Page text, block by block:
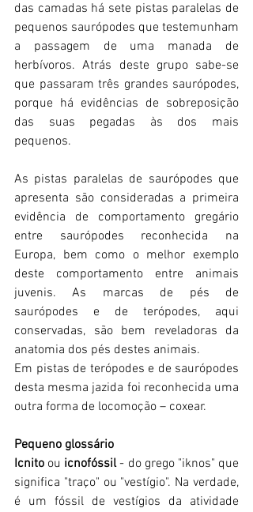
das camadas há sete pistas paralelas de
pequenos saurópodes que testemunham
a passagem de uma manada de
herbívoros. Atrás deste grupo sabe-se
que passaram três grandes saurópodes,
porque há evidências de sobreposição
das suas pegadas às dos mais
pequenos.
As pistas paralelas de saurópodes que
apresenta são consideradas a primeira
evidência de comportamento gregário
entre saurópodes reconhecida na
Europa, bem como o melhor exemplo
deste comportamento entre animais
juvenis. As marcas de pés de
saurópodes e de terópodes, aqui
conservadas, são bem reveladoras da
anatomia dos pés destes animais.
Em pistas de terópodes e de saurópodes
desta mesma jazida foi reconhecida uma
outra forma de locomoção – coxear.
Pequeno glossário
Icnito ou icnofóssil - do grego "iknos" que
significa "traço" ou "vestígio". Na verdade,
é um fóssil de vestígios da atividade